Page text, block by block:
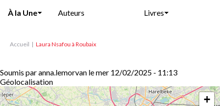
À la Une Auteurs Livres
Accueil Laura Nsafou à Roubaix
Soumis paranna.lemorvan lemer 12/02/2025 - 11:13
Géolocalisation
+